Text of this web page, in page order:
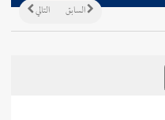
التالي السابق